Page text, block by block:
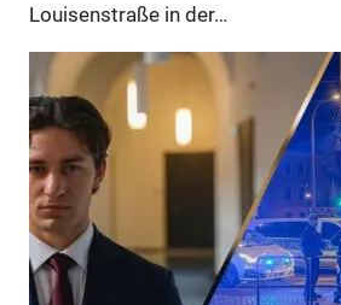
Louisenstraße in der…